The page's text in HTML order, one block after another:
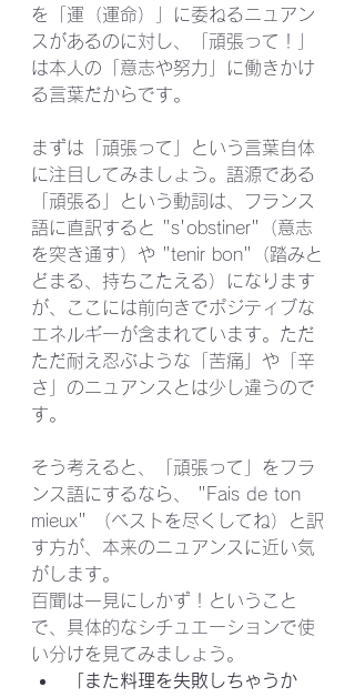
を「運（運命）」に委ねるニュアン
スがあるのに対し、「頑張って！」
は本人の「意志や努力」に働きかけ
る言葉だからです。
まずは「頑張って」という言葉自体
に注目してみましょう。語源である
「頑張る」という動詞は、フランス
語に直訳すると "s'obstiner"（意志
を突き通す）や "tenir bon"（踏みと
どまる、持ちこたえる）になります
が、ここには前向きでポジティブな
エネルギーが含まれています。ただ
ただ耐え忍ぶような「苦痛」や「辛
さ」のニュアンスとは少し違うので
す。
そう考えると、「頑張って」をフラ
ンス語にするなら、 "Fais de ton
mieux" （ベストを尽くしてね）と訳
す方が、本来のニュアンスに近い気
がします。
百聞は一見にしかず！ということ
で、具体的なシチュエーションで使
い分けを見てみましょう。
「また料理を失敗しちゃうか